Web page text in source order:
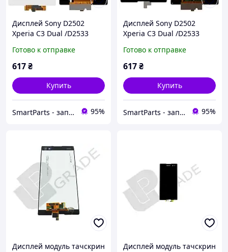
Дисплей Sony D2502
Xperia C3 Dual /D2533
Готово к отправке
617₴
Купить
SmartParts - запчасти для мобильных телефонов и планшетов 95%
Дисплей Sony D2502
Xperia C3 Dual /D2533
Готово к отправке
617₴
Купить
SmartParts - запчасти для мобильных телефонов и планшетов 95%
Дисплей модуль тачскрин
Дисплей модуль тачскрин